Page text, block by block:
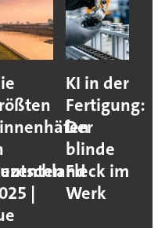
|
KI in der
Fertigung:
Der
blinde
Fleck im
Werk